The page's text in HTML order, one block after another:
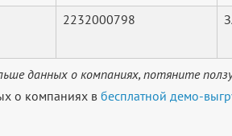
2232000798
данных о компаниях, потяните
о компаниях в бесплатной демо-